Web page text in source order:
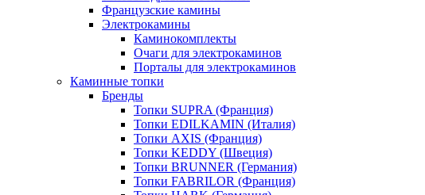
Французские камины
Электрокамины
Каминокомплекты
Очаги для электрокаминов
Порталы для электрокаминов
Каминные топки
Бренды
Топки SUPRA (Франция)
Топки EDILKAMIN (Италия)
Топки AXIS (Франция)
Топки KEDDY (Швеция)
Топки BRUNNER (Германия)
Топки FABRILOR (Франция)